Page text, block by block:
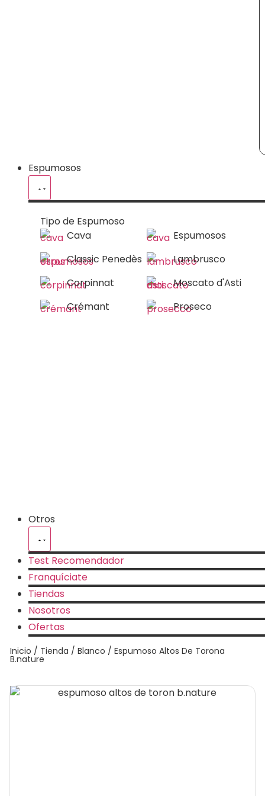
Espumosos
Tipo de Espumoso
Cava
Espumosos
Classic Penedès
Lambrusco
Corpinnat
Moscato d'Asti
Crémant
Proseco
Otros
Test Recomendador
Franquíciate
Tiendas
Nosotros
Ofertas
Inicio / Tienda / Blanco / Espumoso Altos De Torona
B.nature